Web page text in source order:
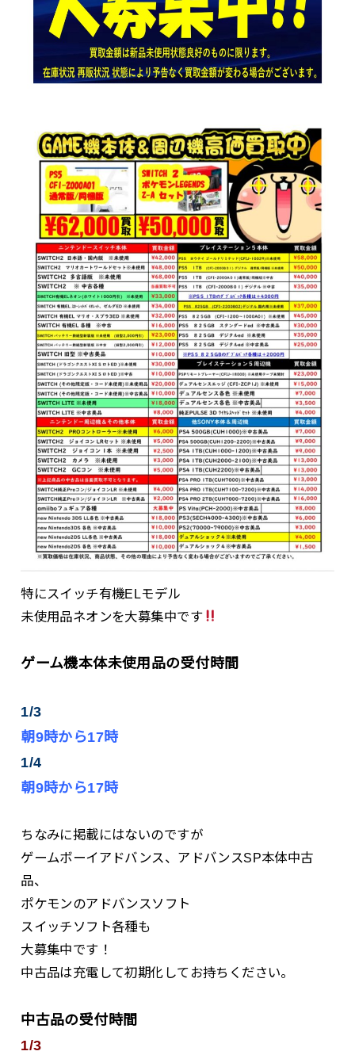
特にスイッチ有機ELモデル
未使用品ネオンを大募集中です
ゲーム機本体未使用品の受付時間
1/3
朝9時から17時
1/4
朝9時から17時
ちなみに掲載にはないのですが
ゲームボーイアドバンス、アドバンスSP本体中古
品、
ポケモンのアドバンスソフト
スイッチソフト各種も
大募集中です！
中古品は充電して初期化してお持ちください。
中古品の受付時間
1/3